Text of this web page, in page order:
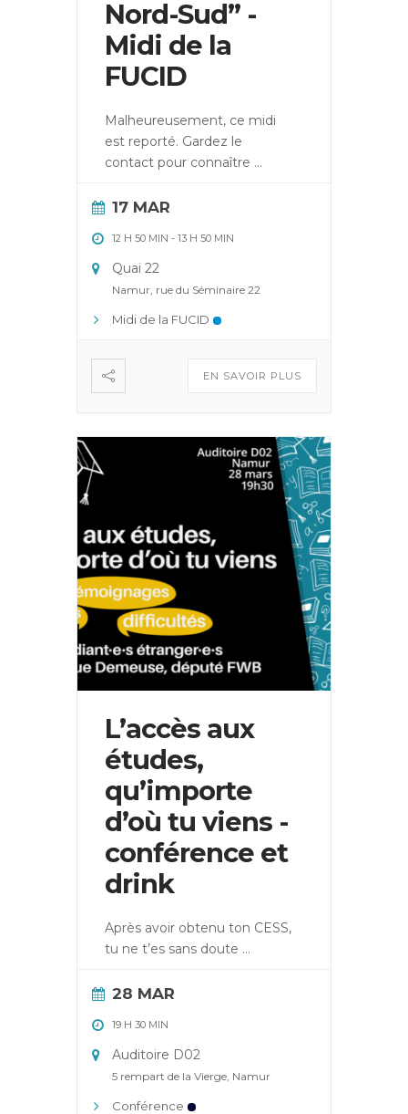
Nord-Sud” -
Midi de la
FUCID
Malheureusement, ce midi
est reporté. Gardez le
contact pour connaître ...
17 MAR
12 H 50 MIN - 13 H 50 MIN
Quai 22
Namur, rue du Séminaire 22
Midi de la FUCID
EN SAVOIR PLUS
L’accès aux
études,
qu’importe
d’où tu viens -
conférence et
drink
Après avoir obtenu ton CESS,
tu ne t’es sans doute ...
28 MAR
19 H 30 MIN
Auditoire D02
5 rempart de la Vierge, Namur
Conférence